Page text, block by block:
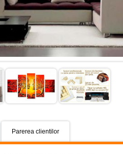
Parerea clientilor